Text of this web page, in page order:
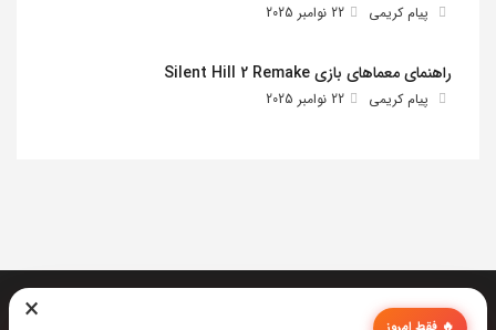
پیام کریمی 22 نوامبر 2025
راهنمای معماهای بازی Silent Hill 2 Remake
پیام کریمی 22 نوامبر 2025
×